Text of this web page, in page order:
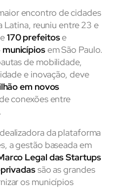
encontro de cidades
Latina, reuniu entre 23 e
170 prefeitose
em São Paulo.
de mobilidade,
e inovação, deve
em novos
conexões entre
da plataforma
a gestão baseada em
Legal das Startups
são as grandes
os municípios